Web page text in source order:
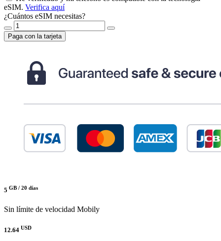
eSIM. Verifica aquí
¿Cuántos eSIM necesitas?
Paga con la tarjeta
5 GB / 20 días
Sin límite de velocidad Mobily
12.64 USD